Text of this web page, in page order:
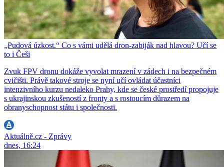
„Pudová úzkost.“ Co s vámi udělá dron-zabiják nad hlavou? Učí se
to i Češi
Zvuk FPV dronu dokáže vyvolat mrazení v zádech i na bezpečném
cvičišti. Právě takové stroje se nyní učí ovládat účastníci
intenzivního kurzu nedaleko Prahy, kde se české prostředí propojuje
s ukrajinskou zkušeností z fronty a s rostoucím důrazem na
obranyschopnost státu i společnosti.
Aktuálně.cz - Zprávy
dnes, 16:24